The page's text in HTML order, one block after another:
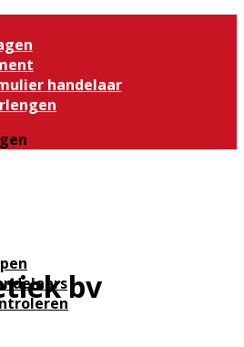
handelaar
bv